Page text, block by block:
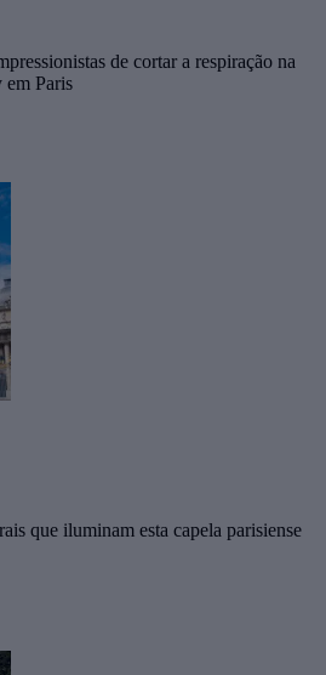
de cortar a respiração na
em Paris
que iluminam esta capela parisiense